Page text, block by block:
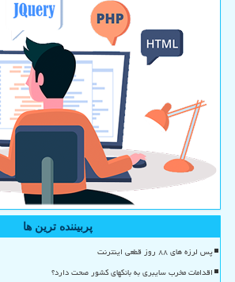
پربیننده ترین ها
پس لرزه های ۸۸ روز قطعی اینترنت
اقدامات مخرب سایبری به بانکهای کشور صحت دارد؟